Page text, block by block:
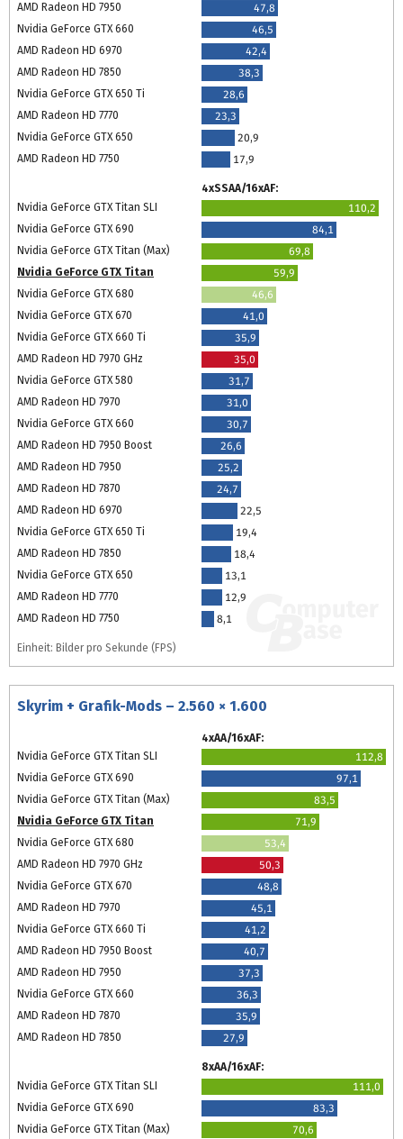
AMD Radeon HD 7950
47,8
Nvidia GeForce GTX 660
46,5
AMD Radeon HD 6970
42,4
AMD Radeon HD 7850
38,3
Nvidia GeForce GTX 650 Ti
28,6
AMD Radeon HD 7770
23,3
Nvidia GeForce GTX 650
20,9
AMD Radeon HD 7750
17,9
4xSSAA/16xAF:
Nvidia GeForce GTX Titan SLI
110,2
Nvidia GeForce GTX 690
84,1
Nvidia GeForce GTX Titan (Max)
69,8
Nvidia GeForce GTX Titan
59,9
Nvidia GeForce GTX 680
46,6
Nvidia GeForce GTX 670
41,0
Nvidia GeForce GTX 660 Ti
35,9
AMD Radeon HD 7970 GHz
35,0
Nvidia GeForce GTX 580
31,7
AMD Radeon HD 7970
31,0
Nvidia GeForce GTX 660
30,7
AMD Radeon HD 7950 Boost
26,6
AMD Radeon HD 7950
25,2
AMD Radeon HD 7870
24,7
AMD Radeon HD 6970
22,5
Nvidia GeForce GTX 650 Ti
19,4
AMD Radeon HD 7850
18,4
Nvidia GeForce GTX 650
13,1
AMD Radeon HD 7770
12,9
AMD Radeon HD 7750
8,1
Einheit: Bilder pro Sekunde (FPS)
Skyrim + Grafik-Mods – 2.560 × 1.600
4xAA/16xAF:
Nvidia GeForce GTX Titan SLI
112,8
Nvidia GeForce GTX 690
97,1
Nvidia GeForce GTX Titan (Max)
83,5
Nvidia GeForce GTX Titan
71,9
Nvidia GeForce GTX 680
53,4
AMD Radeon HD 7970 GHz
50,3
Nvidia GeForce GTX 670
48,8
AMD Radeon HD 7970
45,1
Nvidia GeForce GTX 660 Ti
41,2
AMD Radeon HD 7950 Boost
40,7
AMD Radeon HD 7950
37,3
Nvidia GeForce GTX 660
36,3
AMD Radeon HD 7870
35,9
AMD Radeon HD 7850
27,9
8xAA/16xAF:
Nvidia GeForce GTX Titan SLI
111,0
Nvidia GeForce GTX 690
83,3
Nvidia GeForce GTX Titan (Max)
70,6